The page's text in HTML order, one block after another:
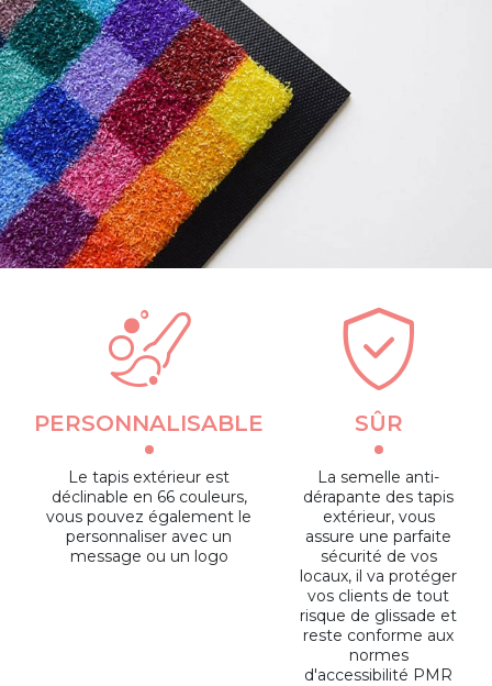
PERSONNALISABLE
Le tapis extérieur est
déclinable en 66 couleurs,
vous pouvez également le
personnaliser avec un
message ou un logo
SÛR
La semelle anti-
dérapante des tapis
extérieur, vous
assure une parfaite
sécurité de vos
locaux, il va protéger
vos clients de tout
risque de glissade et
reste conforme aux
normes
d'accessibilité PMR